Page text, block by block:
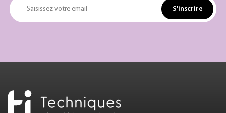
Saisissez votre email S'inscrire